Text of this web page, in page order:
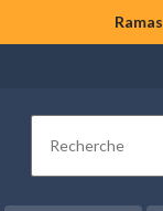
Rechercher